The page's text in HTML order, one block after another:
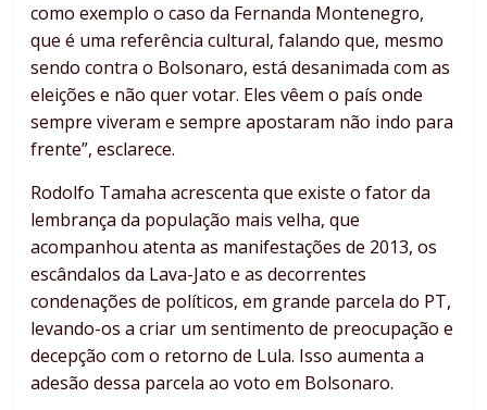
como exemplo o caso da Fernanda Montenegro,
que é uma referência cultural, falando que, mesmo
sendo contra o Bolsonaro, está desanimada com as
eleições e não quer votar. Eles vêem o país onde
sempre viveram e sempre apostaram não indo para
frente”, esclarece.
Rodolfo Tamaha acrescenta que existe o fator da
lembrança da população mais velha, que
acompanhou atenta as manifestações de 2013, os
escândalos da Lava-Jato e as decorrentes
condenações de políticos, em grande parcela do PT,
levando-os a criar um sentimento de preocupação e
decepção com o retorno de Lula. Isso aumenta a
adesão dessa parcela ao voto em Bolsonaro.